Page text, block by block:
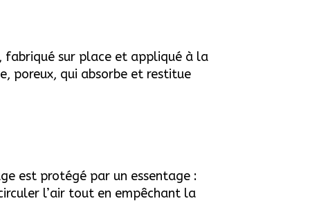
fabriqué sur place et appliqué à la
poreux, qui absorbe et restitue
est protégé par un essentage :
l’air tout en empêchant la